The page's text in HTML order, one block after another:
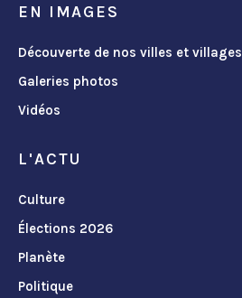
EN IMAGES
Découverte de nos villes et villages
Galeries photos
Vidéos
L'ACTU
Culture
Élections 2026
Planète
Politique